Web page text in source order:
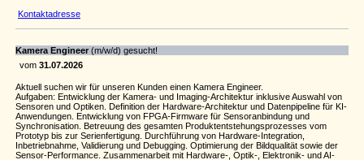
Kontaktadresse
Kamera Engineer (m/w/d) gesucht!
vom 31.07.2026
Aktuell suchen wir für unseren Kunden einen Kamera Engineer.
Aufgaben: Entwicklung der Kamera- und Imaging-Architektur inklusive Auswahl von
Sensoren und Optiken. Definition der Hardware-Architektur und Datenpipeline für KI-
Anwendungen. Entwicklung von FPGA-Firmware für Sensoranbindung und
Synchronisation. Betreuung des gesamten Produktentstehungsprozesses vom
Prototyp bis zur Serienfertigung. Durchführung von Hardware-Integration,
Inbetriebnahme, Validierung und Debugging. Optimierung der Bildqualität sowie der
Sensor-Performance. Zusammenarbeit mit Hardware-, Optik-, Elektronik- und AI-